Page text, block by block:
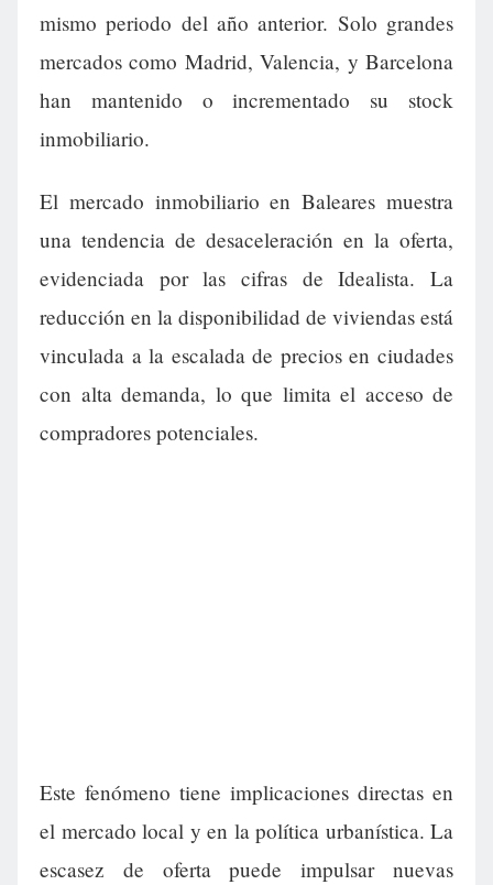
mismo periodo del año anterior. Solo grandes
mercados como Madrid, Valencia, y Barcelona
han mantenido o incrementado su stock
inmobiliario.
El mercado inmobiliario en Baleares muestra
una tendencia de desaceleración en la oferta,
evidenciada por las cifras de Idealista. La
reducción en la disponibilidad de viviendas está
vinculada a la escalada de precios en ciudades
con alta demanda, lo que limita el acceso de
compradores potenciales.
Este fenómeno tiene implicaciones directas en
el mercado local y en la política urbanística. La
escasez de oferta puede impulsar nuevas